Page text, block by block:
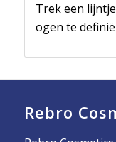
Trek een
ogen te
Rebro